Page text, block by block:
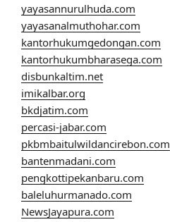
yayasannurulhuda.com
yayasanalmuthohar.com
kantorhukumgedongan.com
kantorhukumbharasega.com
disbunkaltim.net
imikalbar.org
bkdjatim.com
percasi-jabar.com
pkbmbaitulwildancirebon.com
bantenmadani.com
pengkottipekanbaru.com
baleluhurmanado.com
NewsJayapura.com